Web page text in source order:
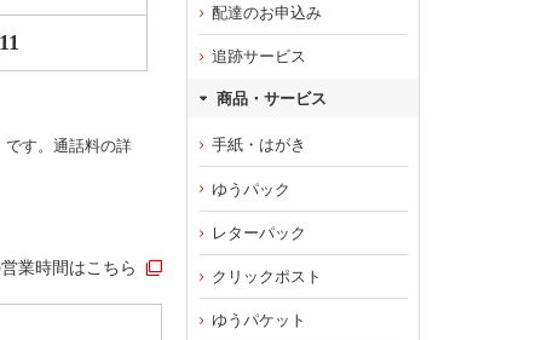
す。通話料の詳
業時間はこちら
配達のお申込み
追跡サービス
商品・サービス
手紙・はがき
ゆうパック
レターパック
クリックポスト
ゆうパケット